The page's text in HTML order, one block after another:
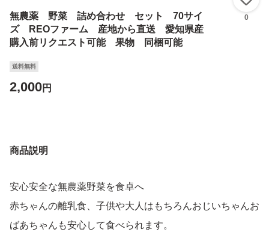
無農薬 野菜 詰め合わせ セット 70サイ
ズ REOファーム 産地から直送 愛知県産
購入前リクエスト可能 果物 同梱可能
0
送料無料
2,000円
商品説明
安心安全な無農薬野菜を食卓へ
赤ちゃんの離乳食、子供や大人はもちろんおじいちゃんお
ばあちゃんも安心して食べられます。